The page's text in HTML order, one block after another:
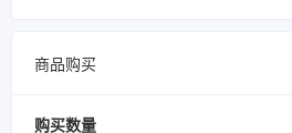
商品购买
购买数量